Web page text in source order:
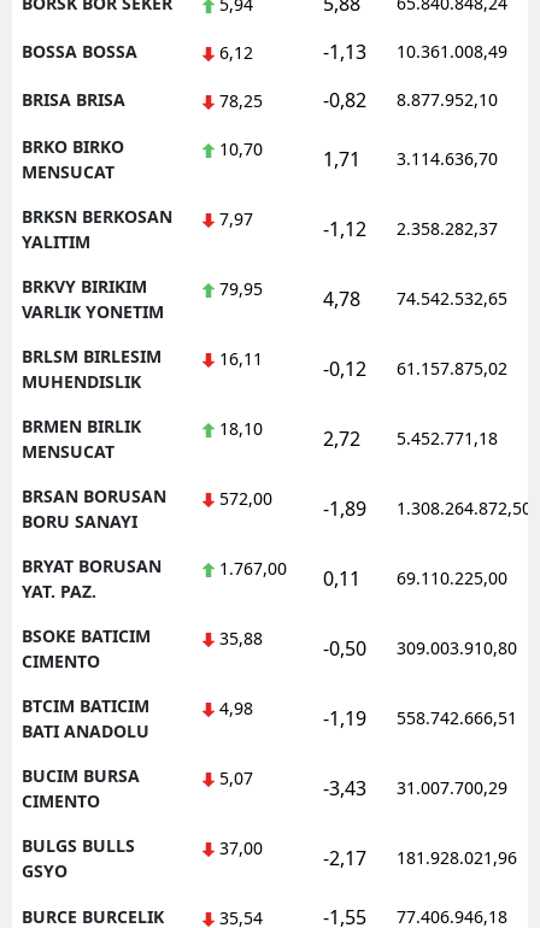
5,94
BOSSA BOSSA 6,12 -1,13 10.361.008,49
BRISA BRISA 78,25 -0,82 8.877.952,10
BRKO BIRKO
MENSUCAT
10,70 1,71 3.114.636,70
BRKSN BERKOSAN
YALITIM
7,97 -1,12 2.358.282,37
BRKVY BIRIKIM
VARLIK YONETIM
79,95 4,78 74.542.532,65
BRLSM BIRLESIM
MUHENDISLIK
16,11 -0,12 61.157.875,02
BRMEN BIRLIK
MENSUCAT
18,10 2,72 5.452.771,18
BRSAN BORUSAN
BORU SANAYI
572,00 -1,89 1.308.264.872,50
BRYAT BORUSAN
YAT. PAZ.
1.767,00 0,11 69.110.225,00
BSOKE BATICIM
CIMENTO
35,88 -0,50 309.003.910,80
BTCIM BATICIM
BATI ANADOLU
4,98 -1,19 558.742.666,51
BUCIM BURSA
CIMENTO
5,07 -3,43 31.007.700,29
BULGS BULLS
GSYO
37,00 -2,17 181.928.021,96
BURCE BURCELIK 35,54 -1,55 77.406.946,18